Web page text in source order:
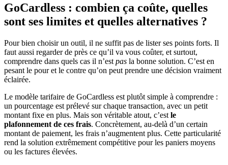
GoCardless : combien ça coûte, quelles
sont ses limites et quelles alternatives ?
Pour bien choisir un outil, il ne suffit pas de lister ses points forts. Il
faut aussi regarder de près ce qu’il va vous coûter, et surtout,
comprendre dans quels cas il n’est pas la bonne solution. C’est en
pesant le pour et le contre qu’on peut prendre une décision vraiment
éclairée.
Le modèle tarifaire de GoCardless est plutôt simple à comprendre :
un pourcentage est prélevé sur chaque transaction, avec un petit
montant fixe en plus. Mais son véritable atout, c’est le
plafonnement de ces frais. Concrètement, au-delà d’un certain
montant de paiement, les frais n’augmentent plus. Cette particularité
rend la solution extrêmement compétitive pour les paniers moyens
ou les factures élevées.